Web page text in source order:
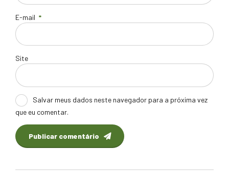
E-mail *
Site
Salvar meus dados neste navegador para a próxima vez
que eu comentar.
Publicar comentário